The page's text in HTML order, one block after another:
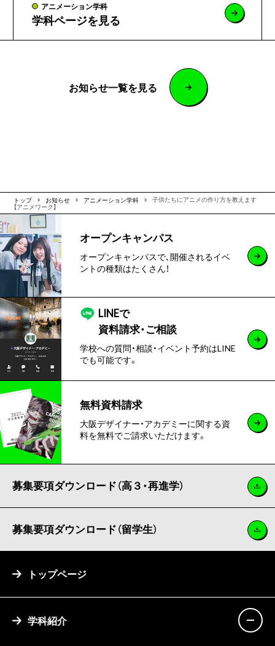
アニメーション学科
学科ページを見る
お知らせ一覧を見る
トップ お知らせ アニメーション学科 子供たちにアニメの作り方を教えます
【アニメワーク】
オープンキャンパス
オープンキャンパスで､開催されるイベ
ントの種類はたくさん！
LINEで
資料請求・ご相談
学校への質問・相談・イベント予約はLINE
でも可能です。
無料資料請求
大阪デザイナー・アカデミーに関する資
料を無料でご請求いただけます。
募集要項ダウンロード（高３・再進学）
募集要項ダウンロード（留学生）
トップページ
学科紹介